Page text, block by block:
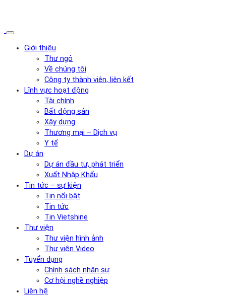
Giới thiệu
Thư ngỏ
Về chúng tôi
Công ty thành viên, liên kết
Lĩnh vực hoạt động
Tài chính
Bất động sản
Xây dựng
Thương mại – Dịch vụ
Y tế
Dự án
Dự án đầu tư, phát triển
Xuất Nhập Khẩu
Tin tức – sự kiện
Tin nổi bật
Tin tức
Tin Vietshine
Thư viện
Thư viện hình ảnh
Thư viện Video
Tuyển dụng
Chính sách nhân sự
Cơ hội nghề nghiệp
Liên hệ